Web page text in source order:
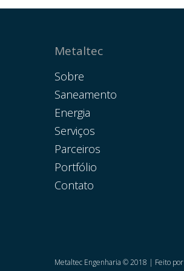
Metaltec
Sobre
Saneamento
Energia
Serviços
Parceiros
Portfólio
Contato
Metaltec Engenharia © 2018 | Feito por